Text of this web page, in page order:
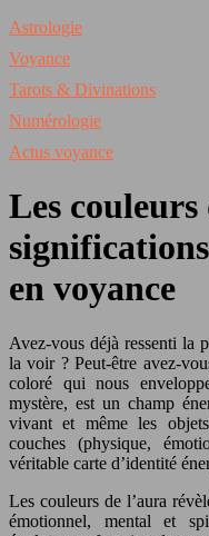
Astrologie
Voyance
Tarots & Divinations
Numérologie
Actus voyance
Les couleurs
en voyance
Avez-vous déjà ressenti la
la voir ? Peut-être avez-
coloré qui nous
mystère, est un champ
vivant et même les
couches (physique,
véritable carte d’identité
Les couleurs de l’aura
émotionnel, mental et